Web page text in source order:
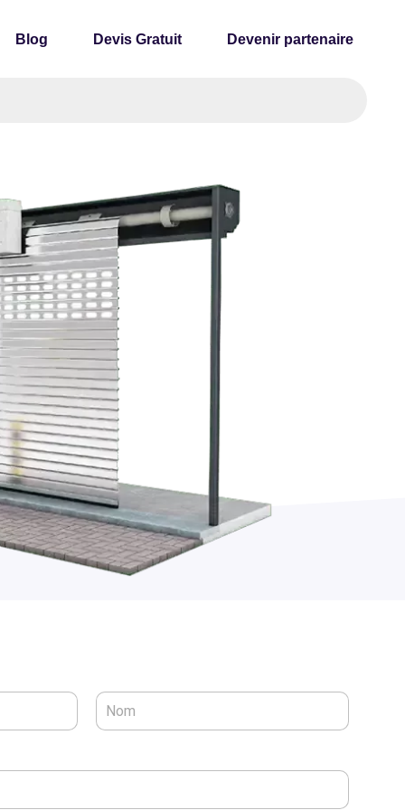
Blog Devis Gratuit Devenir partenaire